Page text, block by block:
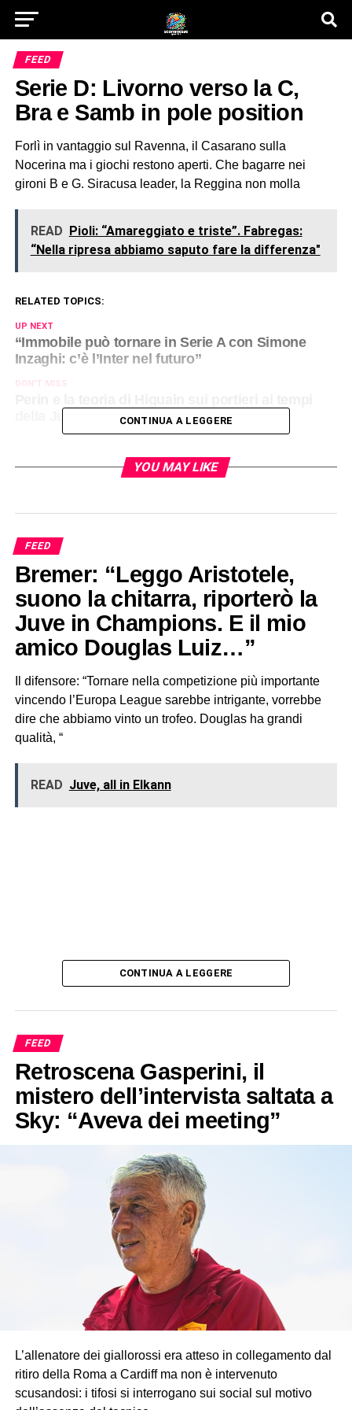
FEED
Serie D: Livorno verso la C,
Bra e Samb in pole position
Forlì in vantaggio sul Ravenna, il Casarano sulla
Nocerina ma i giochi restono aperti. Che bagarre nei
gironi B e G. Siracusa leader, la Reggina non molla
READ Pioli: “Amareggiato e triste”. Fabregas:
“Nella ripresa abbiamo saputo fare la differenza"
RELATED TOPICS:
UP NEXT
“Immobile può tornare in Serie A con Simone
Inzaghi: c’è l’Inter nel futuro”
DON'T MISS
della Juve: "Mi diceva: voi non siete…"
CONTINUA A LEGGERE
YOU MAY LIKE
FEED
Bremer: “Leggo Aristotele,
suono la chitarra, riporterò la
Juve in Champions. E il mio
amico Douglas Luiz…”
Il difensore: “Tornare nella competizione più importante
vincendo l’Europa League sarebbe intrigante, vorrebbe
dire che abbiamo vinto un trofeo. Douglas ha grandi
qualità, “
READ Juve, all in Elkann
CONTINUA A LEGGERE
FEED
Retroscena Gasperini, il
mistero dell’intervista saltata a
Sky: “Aveva dei meeting”
L’allenatore dei giallorossi era atteso in collegamento dal
ritiro della Roma a Cardiff ma non è intervenuto
scusandosi: i tifosi si interrogano sui social sul motivo